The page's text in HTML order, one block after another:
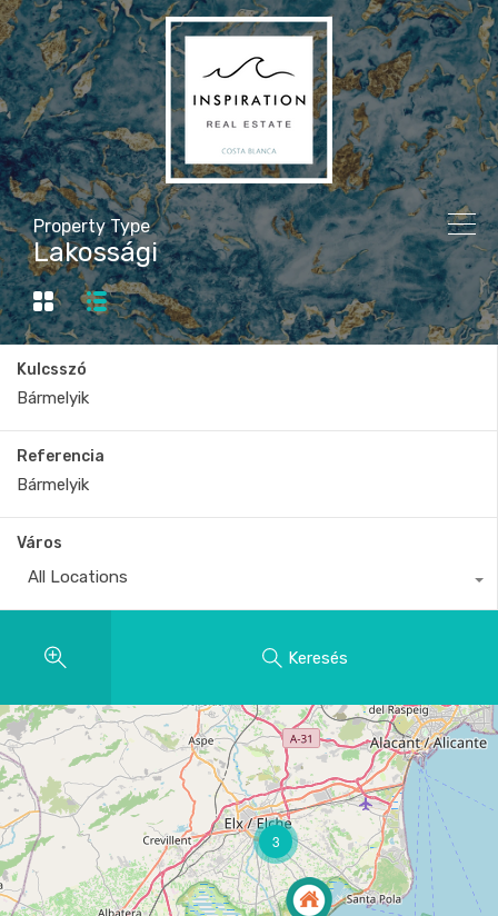
Property Type
Lakossági
Kulcsszó
Referencia
Város
All Locations
Keresés
3